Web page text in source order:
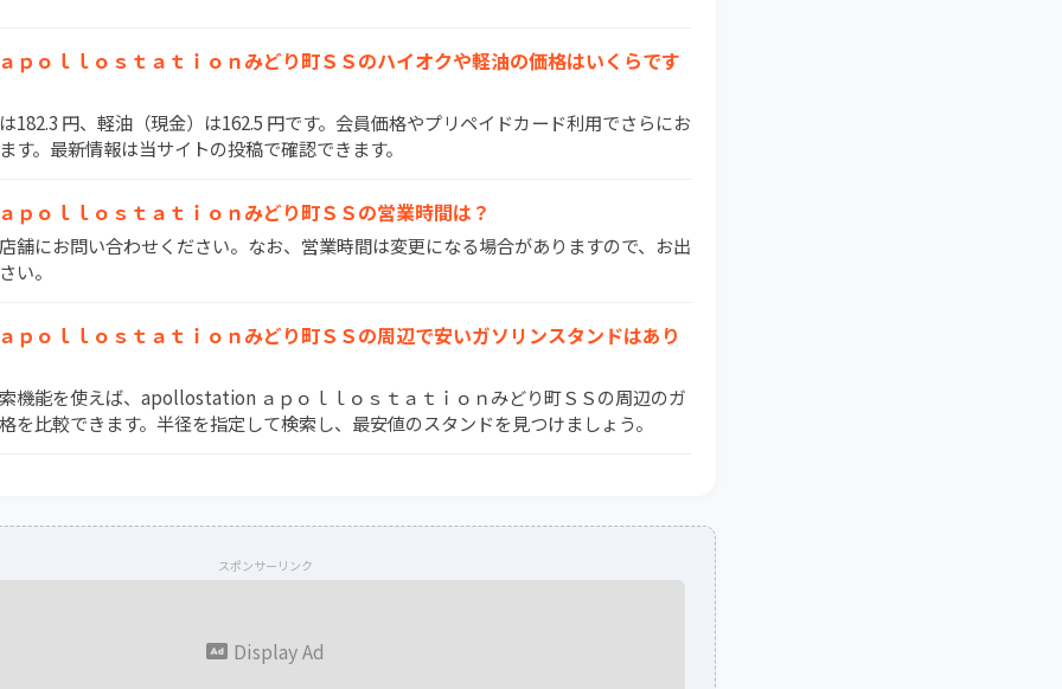
ｏｌｌｏｓｔａｔｉｏｎみどり町ＳＳのハイオクや軽油の価格はいくらです
182.3 円、軽油（現金）は162.5 円です。会員価格やプリペイドカード利用でさらにお
す。最新情報は当サイトの投稿で確認できます。
ｏｌｌｏｓｔａｔｉｏｎみどり町ＳＳの営業時間は？
舗にお問い合わせください。なお、営業時間は変更になる場合がありますので、お出
い。
ｏｌｌｏｓｔａｔｉｏｎみどり町ＳＳの周辺で安いガソリンスタンドはあり
機能を使えば、apollostation ａｐｏｌｌｏｓｔａｔｉｏｎみどり町ＳＳの周辺のガ
を比較できます。半径を指定して検索し、最安値のスタンドを見つけましょう。
スポンサーリンク
Display Ad